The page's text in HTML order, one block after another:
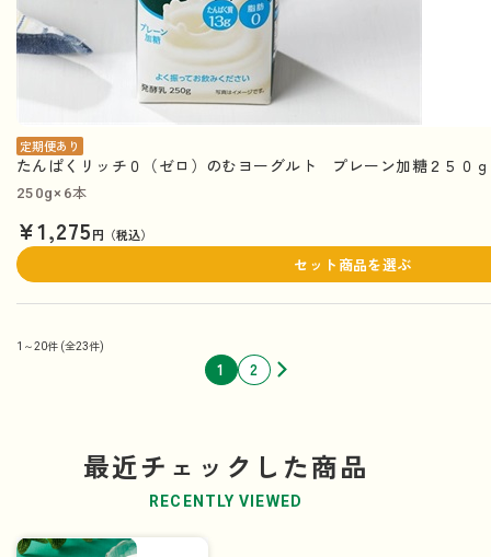
定期便あり
たんぱくリッチ０（ゼロ）のむヨーグルト プレーン加糖２５０
250g×6本
¥1,275円（税込）
セット商品を選ぶ
1～20件 (全23件)
1 2
最近チェックした商品
RECENTLY VIEWED